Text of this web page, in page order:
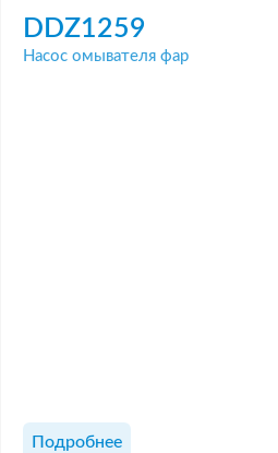
DDZ1259
Насос омывателя фар
Подробнее